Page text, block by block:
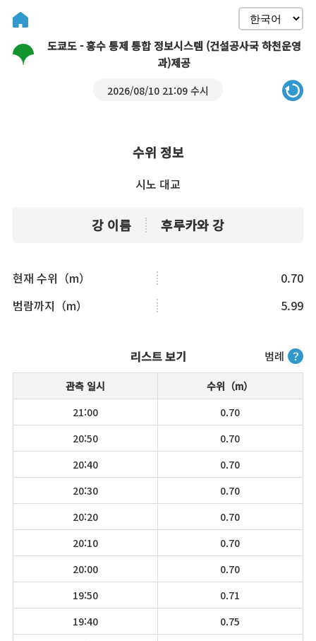
도쿄도 - 홍수 통제 통합 정보시스템 (건설공사국 하천운영
과)제공
2026/08/10 21:09 수시
수위 정보
시노 대교
강 이름 후루카와 강
현재 수위（m）
0.70
범람까지（m）
5.99
범례 ？
리스트 보기
관측 일시
수위（m）
21:00
0.70
20:50
0.70
20:40
0.70
20:30
0.70
20:20
0.70
20:10
0.70
20:00
0.70
19:50
0.71
19:40
0.75